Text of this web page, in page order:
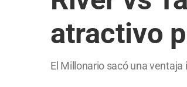
atractivo
El Millonario sacó una